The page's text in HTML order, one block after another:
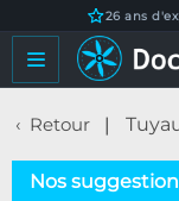
26 ans
Retour
Nos